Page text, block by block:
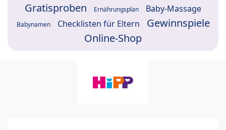
Gratisproben Ernährungsplan Baby-Massage
Babynamen Checklisten für Eltern
Gewinnspiele
Online-Shop